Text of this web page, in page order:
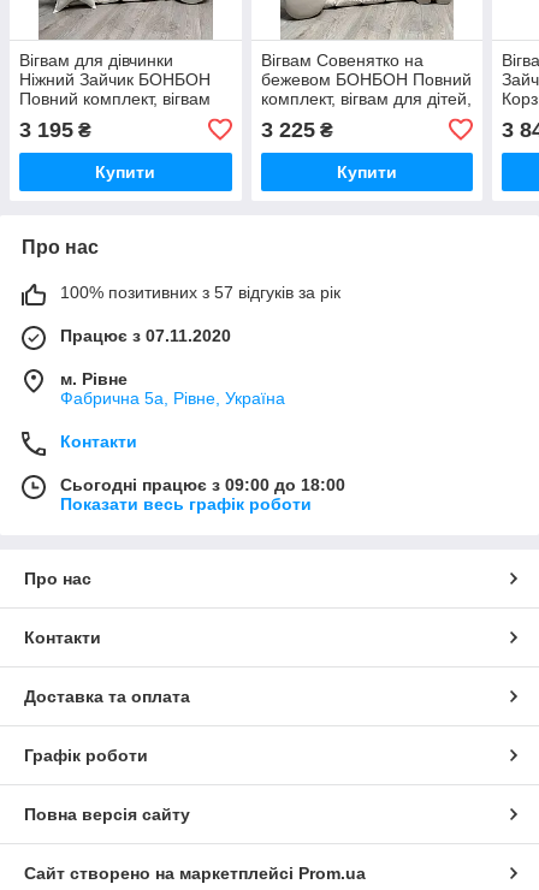
Вігвам для дівчинки
Ніжний Зайчик БОНБОН
Повний комплект, вігвам
для дітей, дитячий вігвам,
дитячий намет, дитяча
палатка, вігвам
3 195 ₴
Купити
Вігвам Совенятко на
бежевом БОНБОН Повний
комплект, вігвам для дітей,
дитячий вігвам, вігвам для
дівчинки, вігвам для
хлопчика
3 225₴
Купити
3
Про нас
100% позитивних з 57 відгуків за рік
Працює з 07.11.2020
м. Рівне
Фабрична 5а, Рівне, Україна
Контакти
Сьогодні працює з 09:00 до 18:00
Показати весь графік роботи
Про нас
Контакти
Доставка та оплата
Графік роботи
Повна версія сайту
Сайт створено на маркетплейсі Prom.ua